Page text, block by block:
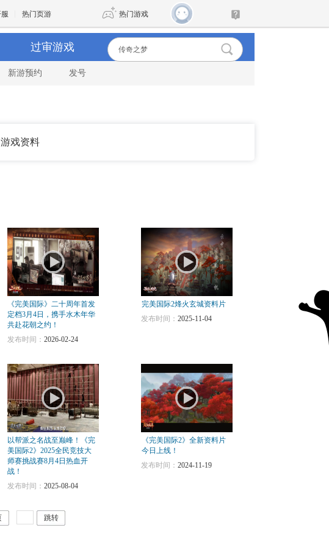
热门页游 热门游戏
魔兽 DNF
王权与自由
过审游戏
新游预约 发号
游戏资料
《完美国际》二十周年首发
定档3月4日，携手水木年华
共赴花朝之约！
发布时间： 2026-02-24
完美国际2烽火玄城资料片
发布时间：2025-11-04
以帮派之名战至巅峰！《完
美国际2》2025全民竞技大
师赛挑战赛8月4日热血开
战！
发布时间： 2025-08-04
《完美国际2》全新资料片
今日上线！
发布时间：2024-11-19
跳转